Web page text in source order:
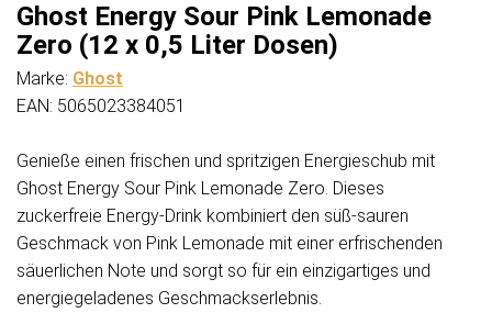
Ghost Energy Sour Pink Lemonade
Zero (12 x 0,5 Liter Dosen)
Marke: Ghost
EAN: 5065023384051
Genieße einen frischen und spritzigen Energieschub mit
Ghost Energy Sour Pink Lemonade Zero. Dieses
zuckerfreie Energy-Drink kombiniert den süß-sauren
Geschmack von Pink Lemonade mit einer erfrischenden
säuerlichen Note und sorgt so für ein einzigartiges und
energiegeladenes Geschmackserlebnis.